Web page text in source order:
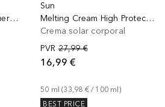
Technique Anticaspa Cuero Cabelludo Sensible
Sun
Melting Cream High Protection
Crema solar corporal
PVR 27,99 €
16,99 €
50 ml (33,98 € / 100 ml )
BEST PRICE